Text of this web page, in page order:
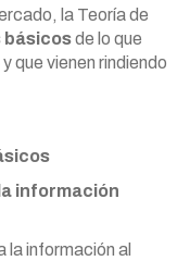
la Teoría de
básicosde lo que
y que vienen rindiendo
información
la información al